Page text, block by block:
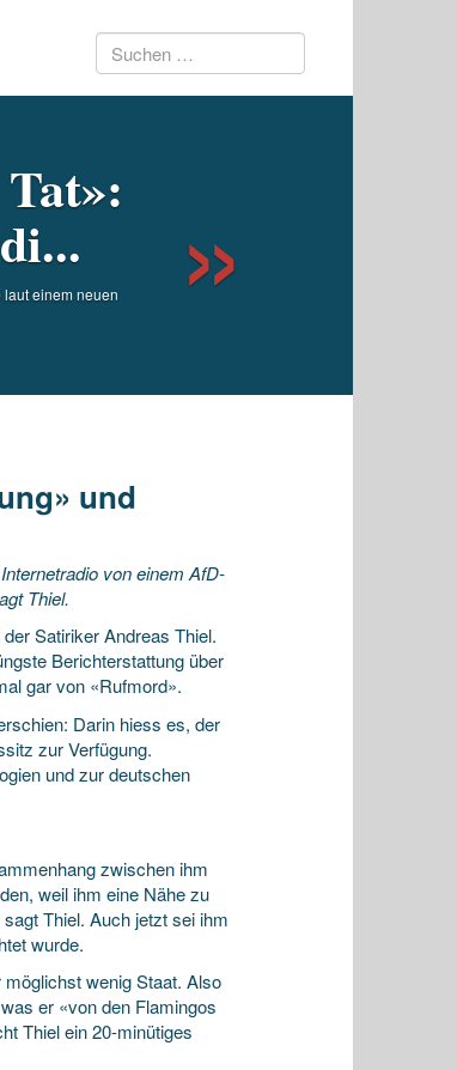
Suchen
laut einem neuen
und
von einem AfD-
Thiel.
Satiriker Andreas Thiel.
Berichterstattung über
gar von «Rufmord».
Darin hiess es, der
zur Verfügung.
und zur deutschen
zwischen ihm
weil ihm eine Nähe zu
Thiel. Auch jetzt sei ihm
wurde.
wenig Staat. Also
er «von den Flamingos
Thiel ein 20-minütiges